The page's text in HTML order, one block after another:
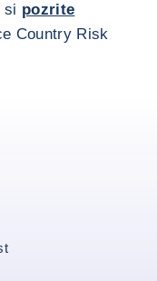
si pozrite
Country Risk